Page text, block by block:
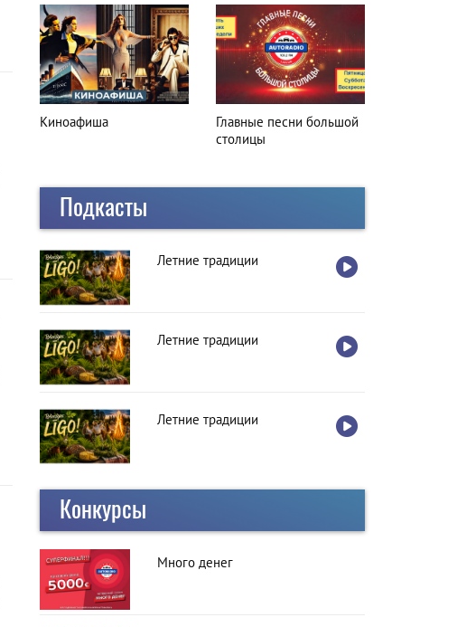
Главные песни большой
Вкусная остановка
Подкасты
Летние традиции
Летние традиции
Летние традиции
Конкурсы
Много денег